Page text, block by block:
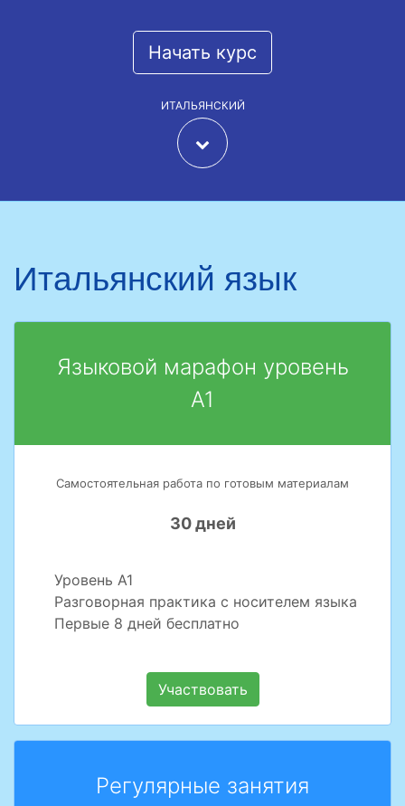
Начать курс
ИТАЛЬЯНСКИЙ
Итальянский язык
Языковой марафон уровень
А1
Самостоятельная работа по готовым материалам
30 дней
Уровень А1
Разговорная практика с носителем языка
Первые 8 дней бесплатно
Участвовать
Регулярные занятия